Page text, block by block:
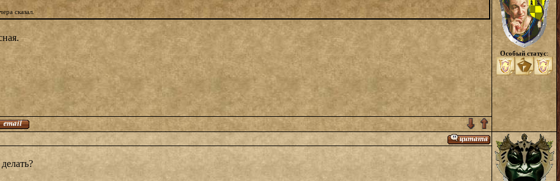
сказал.
Особый статус: